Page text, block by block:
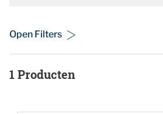
Open Filters
1Producten